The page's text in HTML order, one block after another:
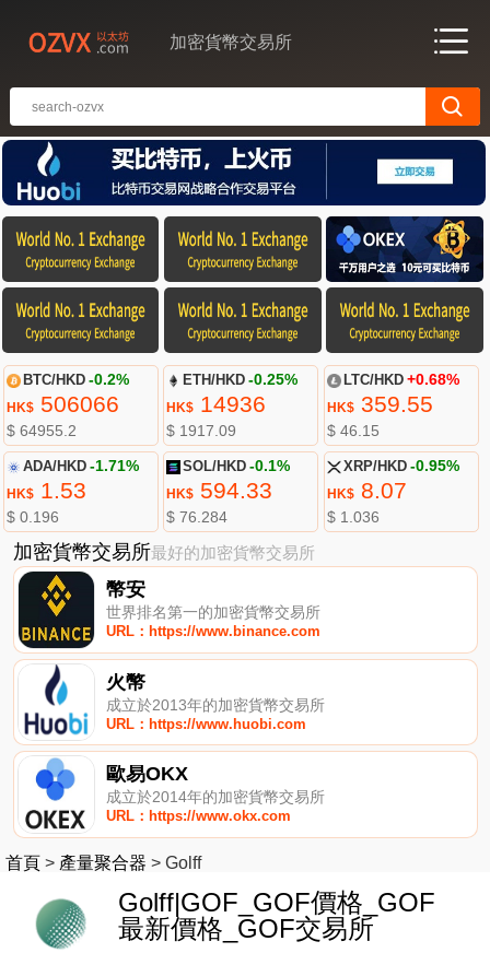
加密貨幣交易所
BTC/HKD -0.2%
HK$506066
$ 64955.2
ETH/HKD -0.25%
HK$ 14936
$ 1917.09
LTC/HKD +0.68%
HK$359.55
$ 46.15
ADA/HKD -1.71%
HK$1.53
$ 0.196
SOL/HKD -0.1%
HK$ 594.33
$ 76.284
XRP/HKD -0.95%
HK$8.07
$ 1.036
加密貨幣交易所最好的加密貨幣交易所
幣安
世界排名第一的加密貨幣交易所
URL：https://www.binance.com
火幣
成立於2013年的加密貨幣交易所
URL：https://www.huobi.com
歐易OKX
成立於2014年的加密貨幣交易所
URL：https://www.okx.com
首頁 > 產量聚合器 > Golff
Golff|GOF_GOF價格_GOF
最新價格_GOF交易所